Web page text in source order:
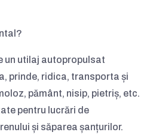
un utilaj autopropulsat
prinde, ridica, transporta și
pământ, nisip, pietriș, etc.
pentru lucrări de
și săparea șanțurilor.